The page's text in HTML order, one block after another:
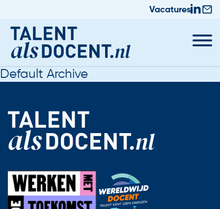
Vacatures
Docent worden
Nieuws & Trainingen
Informatie voor Zij-instromers
Default Archive